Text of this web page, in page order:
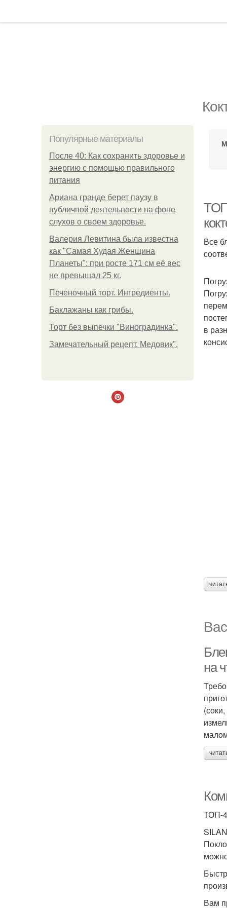
Популярные материалы
После 40: Как сохранить здоровье и
энергию с помощью правильного
питания
Ариана гранде берет паузу в
публичной деятельности на фоне
слухов о своем здоровье.
Валерия Левитина была известна
как "Самая Худая Женщина
Планеты": при росте 171 см её вес
не превышал 25 кг.
Печеночный торт. Ингредиенты.
Баклажаны как грибы.
Торт без выпечки "Виноградинка".
Замечательный рецепт. Медовик".
Все
в
на
ТОП-4
Вам